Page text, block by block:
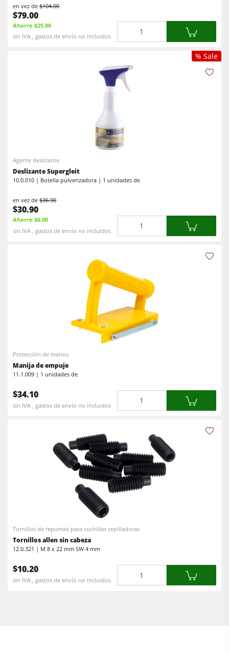
en vez de$104.00
$79.00
Ahorre $25.00
sin IVA , gastos de envío no incluidos
% Sale
Agente deslizante
Deslizante Supergleit
10.0.010 | Botella pulverizadora | 1 unidades de
en vez de$36.90
$30.90
Ahorre $6.00
sin IVA , gastos de envío no incluidos
Protección de manos
Manija de empuje
11.1.009 | 1 unidades de
$34.10
sin IVA , gastos de envío no incluidos
Tornillos de repuesto para cuchillas cepilladoras
Tornillos allen sin cabeza
12.0.321 | M 8 x 22 mm SW 4 mm
$10.20
sin IVA , gastos de envío no incluidos